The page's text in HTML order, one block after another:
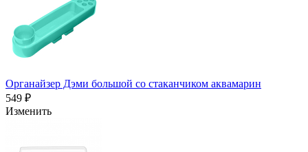
Органайзер Дэми большой со стаканчиком аквамарин
549 ₽
Изменить